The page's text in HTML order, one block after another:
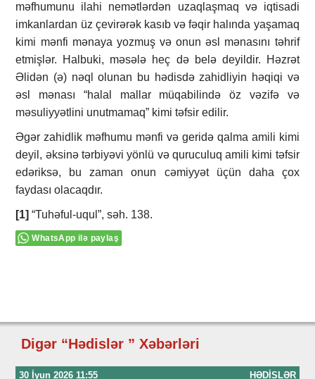
məfhumunu ilahi nemətlərdən uzaqlaşmaq və iqtisadi
imkanlardan üz çevirərək kasıb və fəqir halında yaşamaq
kimi mənfi mənaya yozmuş və onun əsl mənasını təhrif
etmişlər. Halbuki, məsələ heç də belə deyildir. Həzrət
Əlidən (ə) nəql olunan bu hədisdə zahidliyin həqiqi və
əsl mənası “halal mallar müqabilində öz vəzifə və
məsuliyyətlini unutmamaq” kimi təfsir edilir.
Əgər zahidlik məfhumu mənfi və geridə qalma amili kimi
deyil, əksinə tərbiyəvi yönlü və quruculuq amili kimi təfsir
edəriksə, bu zaman onun cəmiyyət üçün daha çox
faydası olacaqdır.
[1] “Tuhəful-uqul”, səh. 138.
WhatsApp ilə paylaş
Digər “Hədislər ” Xəbərləri
30 İyun 2026 11:55 HƏDISLƏR